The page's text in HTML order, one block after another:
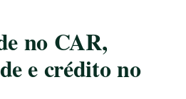
no CAR,
e crédito no